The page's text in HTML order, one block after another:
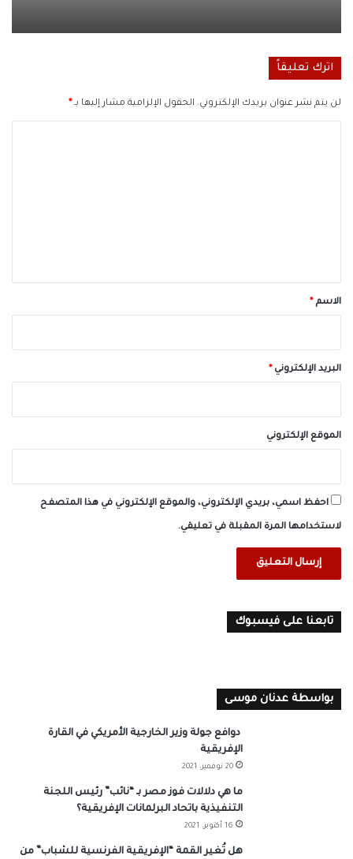
اترك تعليقاً
لن يتم نشر عنوان بريدك الإلكتروني. الحقول الإلزامية مشار إليها بـ*
*الاسم*
البريد الإلكتروني*
الموقع الإلكتروني
احفظ اسمي، بريدي الإلكتروني، والموقع الإلكتروني في هذا المتصفح
لاستخدامها المرة المقبلة في تعليقي.
تابعنا على فيسبوك
بواسطة عدنان موسى
دوافع جولة وزير الخارجية الأمريكي في القارة
الإفريقية
20 نوفمبر، 2021
ما هي دلالات فوز مصر بـ “نائب” رئيس اللجنة
التنفيذية باتحاد البرلمانات الإفريقية؟
16 أكتوبر، 2021
هل تُغير القمة “الإفريقية الفرنسية للشباب” من